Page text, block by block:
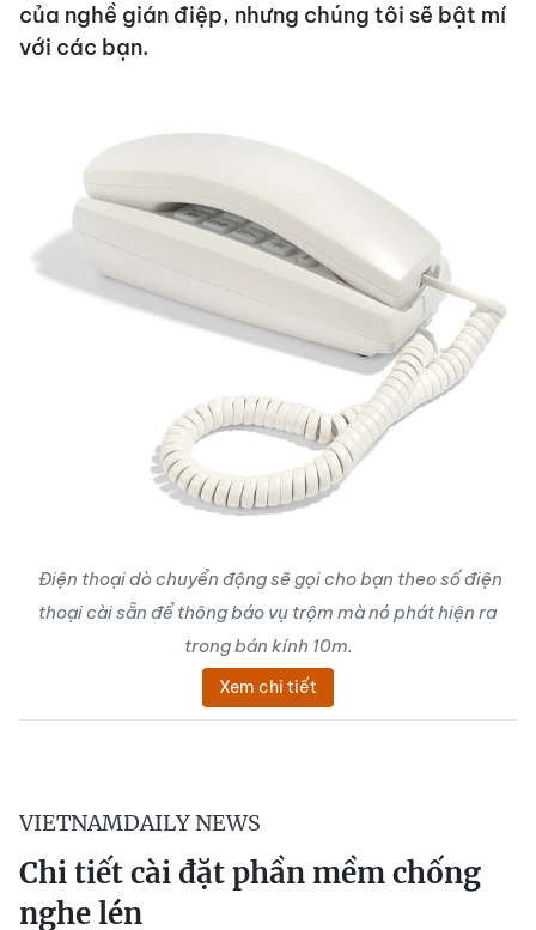
của nghề gián điệp, nhưng chúng tôi sẽ bật mí
với các bạn.
Điện thoại dò chuyển động sẽ gọi cho bạn theo số điện
thoại cài sẵn để thông báo vụ trộm mà nó phát hiện ra
trong bán kính 10m.
Xem chi tiết
VIETNAMDAILY NEWS
Chi tiết cài đặt phần mềm chống
nghe lén